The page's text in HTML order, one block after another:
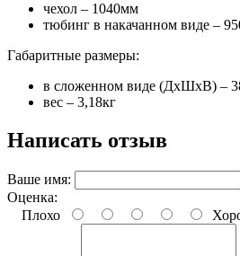
чехол – 1040мм
тюбинг в накачанном виде –
Габаритные размеры:
в сложенном виде (ДхШхВ) –
вес – 3,18кг
Написать отзыв
Ваше имя:
Оценка:
Плохо